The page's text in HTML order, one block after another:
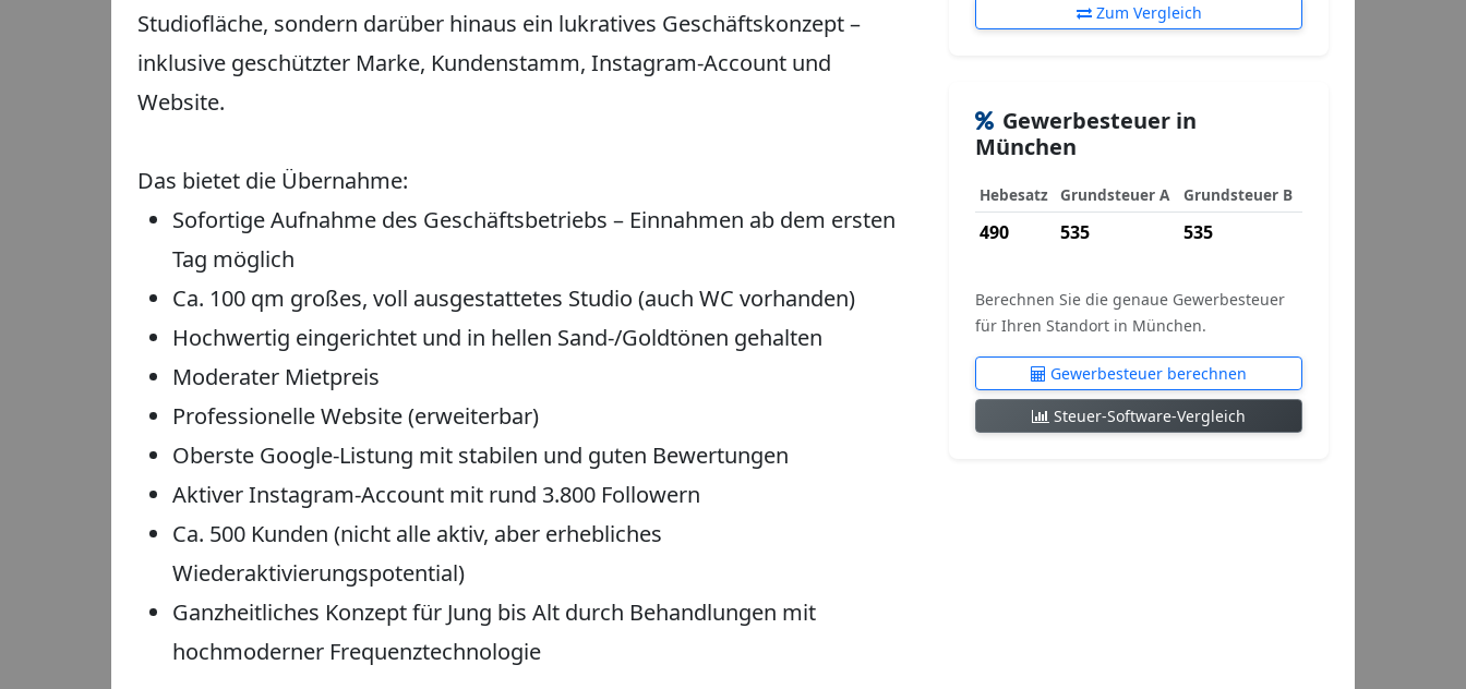
Studiofläche, sondern darüber hinaus ein lukratives Geschäftskonzept –
inklusive geschützter Marke, Kundenstamm, Instagram-Account und
Website.
Das bietet die Übernahme:
Sofortige Aufnahme des Geschäftsbetriebs – Einnahmen ab dem ersten
Tag möglich
Ca. 100 qm großes, voll ausgestattetes Studio (auch WC vorhanden)
Hochwertig eingerichtet und in hellen Sand-/Goldtönen gehalten
Moderater Mietpreis
Professionelle Website (erweiterbar)
Oberste Google-Listung mit stabilen und guten Bewertungen
Aktiver Instagram-Account mit rund 3.800 Followern
Ca. 500 Kunden (nicht alle aktiv, aber erhebliches
Wiederaktivierungspotential)
Ganzheitliches Konzept für Jung bis Alt durch Behandlungen mit
hochmoderner Frequenztechnologie
Zum Vergleich
Gewerbesteuer in
München
Hebesatz Grundsteuer A Grundsteuer B
490 535 535
Berechnen Sie die genaue Gewerbesteuer
für Ihren Standort in München.
Gewerbesteuer berechnen
Steuer-Software-Vergleich